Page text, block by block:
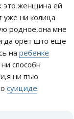
это женщина ей
уже ни колица
родное,она мне
орет што еще
на ребенке
способн
ни пъю
суициде.